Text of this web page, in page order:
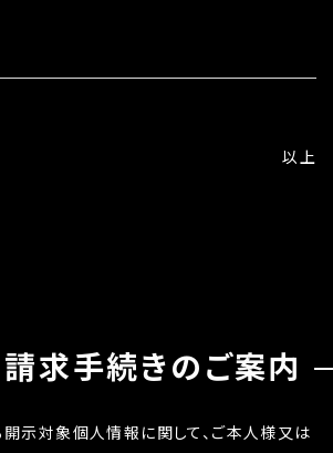
以上
求手続きのご案内
示対象個人情報に関して、ご本人様又は